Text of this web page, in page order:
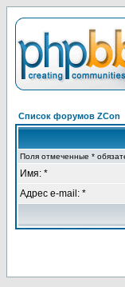
Список форумов ZCon
Поля отмеченные *
Имя: *
Адрес e-mail: *